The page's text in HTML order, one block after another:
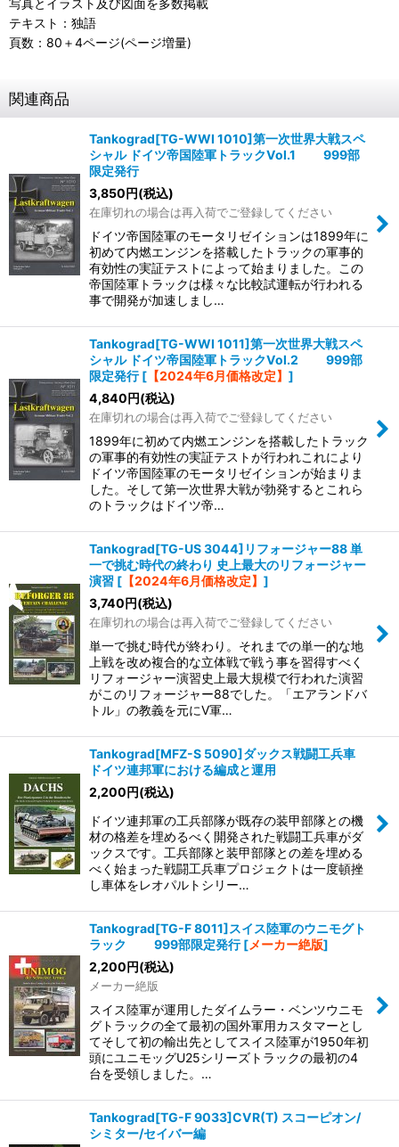
写真とイラスト及び図面を多数掲載
テキスト：独語
頁数：80＋4ページ(ページ増量)
関連商品
Tankograd[TG-WWI 1010]第一次世界大戦スペ
シャル ドイツ帝国陸軍トラックVol.1 999部
限定発行
3,850円(税込)
在庫切れの場合は再入荷でご登録してください
ドイツ帝国陸軍のモータリゼイションは1899年に
初めて内燃エンジンを搭載したトラックの軍事的
有効性の実証テストによって始まりました。この
帝国陸軍トラックは様々な比較試運転が行われる
事で開発が加速しまし…
Tankograd[TG-WWI 1011]第一次世界大戦スペ
シャル ドイツ帝国陸軍トラックVol.2 999部
限定発行 [ 【2024年6月価格改定】 ]
4,840円(税込)
在庫切れの場合は再入荷でご登録してください
1899年に初めて内燃エンジンを搭載したトラック
の軍事的有効性の実証テストが行われこれにより
ドイツ帝国陸軍のモータリゼイションが始まりま
した。そして第一次世界大戦が勃発するとこれら
のトラックはドイツ帝…
Tankograd[TG-US 3044]リフォージャー88 単
一で挑む時代の終わり 史上最大のリフォージャー
演習 [ 【2024年6月価格改定】 ]
3,740円(税込)
在庫切れの場合は再入荷でご登録してください
単一で挑む時代が終わり。それまでの単一的な地
上戦を改め複合的な立体戦で戦う事を習得すべく
リフォージャー演習史上最大規模で行われた演習
がこのリフォージャー88でした。「エアランドバ
トル」の教義を元にV軍…
Tankograd[MFZ-S 5090]ダックス戦闘工兵車
ドイツ連邦軍における編成と運用
2,200円(税込)
ドイツ連邦軍の工兵部隊が既存の装甲部隊との機
材の格差を埋めるべく開発された戦闘工兵車がダ
ックスです。工兵部隊と装甲部隊との差を埋める
べく始まった戦闘工兵車プロジェクトは一度頓挫
し車体をレオパルトシリー…
Tankograd[TG-F 8011]スイス陸軍のウニモグト
ラック 999部限定発行 [メーカー絶版]
2,200円(税込)
メーカー絶版
スイス陸軍が運用したダイムラー・ベンツウニモ
グトラックの全て最初の国外軍用カスタマーとし
てそして初の輸出先としてスイス陸軍が1950年初
頭にユニモッグU25シリーズトラックの最初の4
台を受領しました。…
Tankograd[TG-F 9033]CVR(T) スコーピオン/
シミター/セイバー編